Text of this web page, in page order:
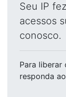
Seu IP
acessos
conosco.
Para liberar
responda